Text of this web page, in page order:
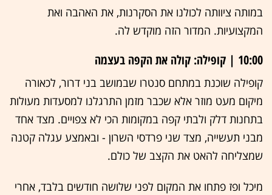
במותה ציוותה לכולנו את הסקרנות, את האהבה ואת
המקצועיות. המדור הזה מוקדש לה.
10:00 | קופילה: קולה את הקפה בעצמה
קופילה שוכנת במתחם סנטרו שבמושב בני דרור, לכאורה
מיקום מעט מוזר אלא שכבר מזמן התרגלנו למסעדות מעולות
בתחנות דלק ולבתי קפה במקומות הכי לא צפויים. מצד אחד
מבני תעשייה, מצד שני פרדסי השרון - ובאמצע עגלה קטנה
שמצליחה להאט את הקצב של כולם.
מיכל ופז פתחו את המקום לפני שלושה חודשים בלבד, אחרי